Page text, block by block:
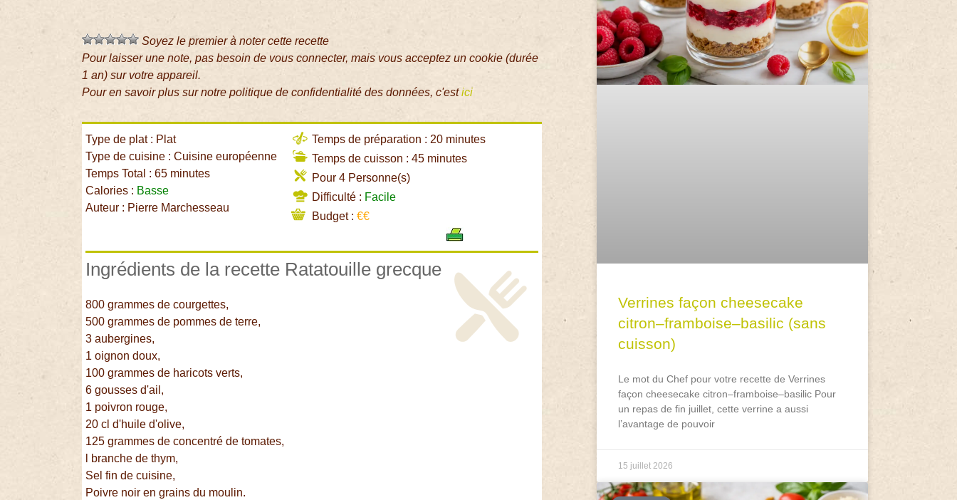
Soyez le premier à noter cette recette
Pour laisser une note, pas besoin de vous connecter, mais vous acceptez un cookie (durée
1 an) sur votre appareil.
Pour en savoir plus sur notre politique de confidentialité des données, c'estici
Type de plat : Plat
Type de cuisine : Cuisine européenne
Temps Total : 65 minutes
Calories : Basse
Auteur : Pierre Marchesseau
Temps de préparation : 20 minutes
Temps de cuisson : 45 minutes
Pour 4 Personne(s)
Difficulté : Facile
Budget :€€
Ingrédients de la recette Ratatouille grecque
800 grammes de courgettes,
500 grammes de pommes de terre,
3 aubergines,
1 oignon doux,
100 grammes de haricots verts,
6 gousses d'ail,
1 poivron rouge,
20 cl d'huile d'olive,
125 grammes de concentré de tomates,
l branche de thym,
Sel fin de cuisine,
Poivre noir en grains du moulin.
Verrines façon cheesecake
citron–framboise–basilic (sans
cuisson)
Le mot du Chef pour votre recette de Verrines
façon cheesecake citron–framboise–basilic Pour
un repas de fin juillet, cette verrine a aussi
l’avantage de pouvoir
15 juillet 2026